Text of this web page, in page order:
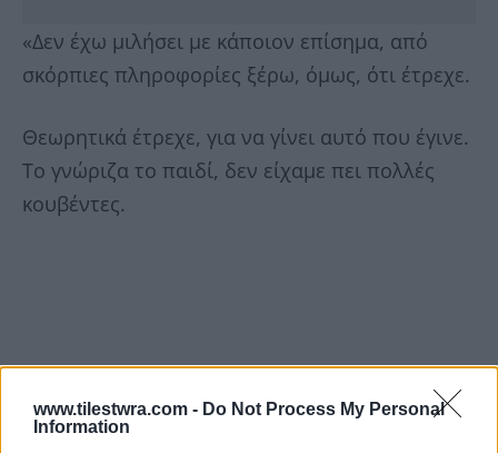
www.tilestwra.com - Do Not Process My Personal
Information
«Δεν έχω μιλήσει με κάποιον επίσημα, από
σκόρπιες πληροφορίες ξέρω, όμως, ότι έτρεχε.
Θεωρητικά έτρεχε, για να γίνει αυτό που έγινε.
Το γνώριζα το παιδί, δεν είχαμε πει πολλές
κουβέντες.